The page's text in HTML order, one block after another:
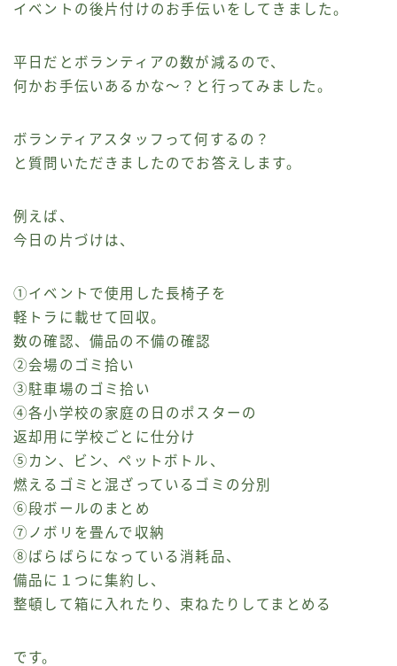
イベントの後片付けのお手伝いをしてきました。
平日だとボランティアの数が減るので、
何かお手伝いあるかな～？と行ってみました。
ボランティアスタッフって何するの？
と質問いただきましたのでお答えします。
例えば、
今日の片づけは、
①イベントで使用した長椅子を
軽トラに載せて回収。
数の確認、備品の不備の確認
②会場のゴミ拾い
③駐車場のゴミ拾い
④各小学校の家庭の日のポスターの
返却用に学校ごとに仕分け
⑤カン、ビン、ペットボトル、
燃えるゴミと混ざっているゴミの分別
⑥段ボールのまとめ
⑦ノボリを畳んで収納
⑧ばらばらになっている消耗品、
備品に１つに集約し、
整頓して箱に入れたり、束ねたりしてまとめる
です。